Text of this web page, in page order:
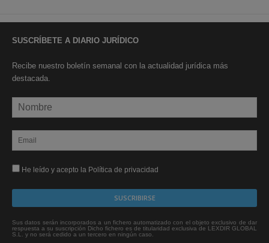
SUSCRÍBETE A DIARIO JURÍDICO
Recibe nuestro boletín semanal con la actualidad jurídica más
destacada.
He leído y acepto la Política de privacidad
Sus datos serán incorporados a un fichero automatizado con el objeto exclusivo de dar
respuesta a su suscripción Dicho fichero es de titularidad exclusiva de LEXDIR GLOBAL
S.L. y no será cedido a un tercero en ningún caso.